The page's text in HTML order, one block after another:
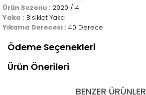
Ürün Sezonu : 2020 / 4
Yaka : Bisiklet Yaka
Yıkama Derecesi : 40 Derece
Ödeme Seçenekleri
Ürün Önerileri
BENZER ÜRÜNLER